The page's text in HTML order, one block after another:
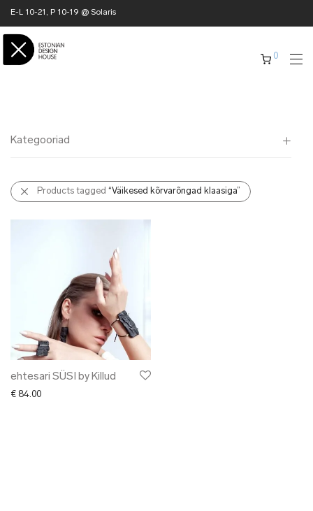
E-L 10-21, P 10-19 @ Solaris
0
Kategooriad
Kõik
✖ KODU
✖ RÕIVAD
✖ ONLY @ EDH
✖ LÕPUMÜÜK
✖ DISAINERID
Products tagged “Väikesed kõrvarõngad klaasiga”
ehtesari SÜSI by Killud
€ 84.00